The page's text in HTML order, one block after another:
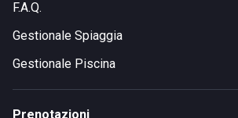
F.A.Q.
Gestionale Spiaggia
Gestionale Piscina
Prenotazioni